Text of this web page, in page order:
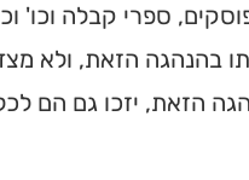
ספרי קבלה וכו'
בהנהגה הזאת, ולא
הזאת, יזכו גם הם